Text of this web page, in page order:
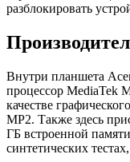
разблокировать
Внутри планшета
процессор MediaTek
качестве
MP2. Также здесь
ГБ встроенной
синтетических